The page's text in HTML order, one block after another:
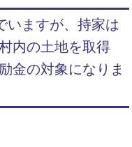
いますが、持家は
内の土地を取得
金の対象になりま